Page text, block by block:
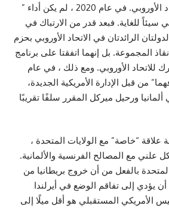
الدول الأعضاء في الاتحاد الأوروبي. في عام 2020 ، لم يكن أداء ”
سيئاً للغاية. فبعد قدر من الارتباك في
الرائدتان في الاتحاد الأوروبي بحزم
المجموعة. بل إنهما اتفقتا على برنامج
للاتحاد الأوروبي. ومع ذلك ، في عام
من قبل الإدارة الأمريكية الجديدة،
ألمانيا ورحيل ميركل المقرر سلفًا تقريبًا
“خاصة” مع الولايات المتحدة ،
علني مع المصالح الفرنسية والألمانية.
بالفعل من أن خروج بريطانيا من
أن يؤدي إلى تفاقم الوضع في أيرلندا
الأمريكي المستقبلي هو أقل ميلًا إلى